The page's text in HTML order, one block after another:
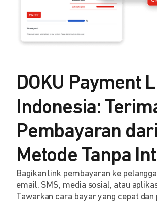
DOKU Payment
Indonesia:
Pembayaran
Metode Tanpa
Bagikan link pembayaran ke
email, SMS, media sosial, atau
Tawarkan cara bayar yang cepat dan